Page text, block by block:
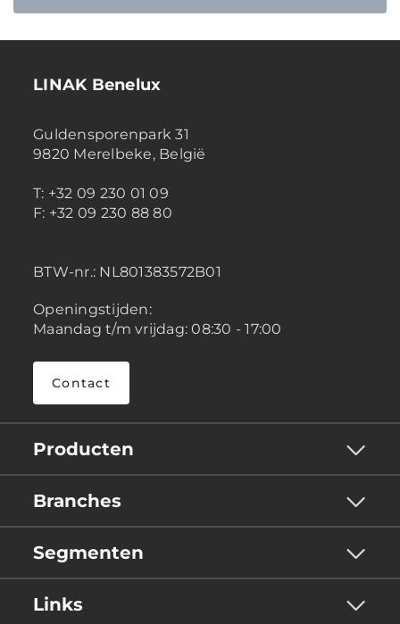
LINAK Benelux
Guldensporenpark 31
9820 Merelbeke, België
T: +32 09 230 01 09
F: +32 09 230 88 80
BTW-nr.: NL801383572B01
Openingstijden:
Maandag t/m vrijdag: 08:30 - 17:00
Contact
Producten
Branches
Segmenten
Links